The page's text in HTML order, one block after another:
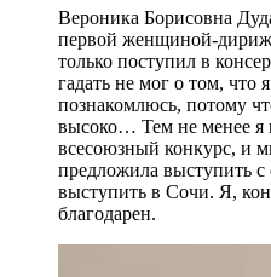
Вероника Борисовна
первой женщиной-
только поступил в
гадать не мог о том, что
познакомлюсь, потому
высоко… Тем не менее я
всесоюзный конкурс, и
предложила выступить с
выступить в Сочи. Я,
благодарен.